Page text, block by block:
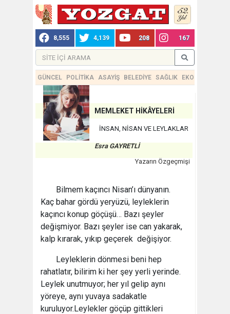
8,555 4,139 208 167
GÜNCEL POLİTİKA ASAYİŞ BELEDİYE SAĞLIK EKONOMİ
MEMLEKET HİKÂYELERİ
İNSAN, NİSAN VE LEYLAKLAR
Esra GAYRETLİ
Yazarın Özgeçmişi
Bilmem kaçıncı Nisan’ı dünyanın.
Kaç bahar gördü yeryüzü, leyleklerin
kaçıncı konup göçüşü… Bazı şeyler
değişmiyor. Bazı şeyler ise can yakarak,
kalp kırarak, yıkıp geçerek değişiyor.
Leyleklerin dönmesi beni hep
rahatlatır, bilirim ki her şey yerli yerinde.
Leylek unutmuyor; her yıl gelip aynı
yöreye, aynı yuvaya sadakatle
kuruluyor.Leylekler göçüp gittikleri